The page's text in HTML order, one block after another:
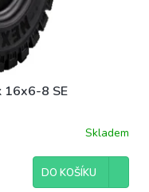
16x6-8 SE
Skladem
DO KOŠÍKU